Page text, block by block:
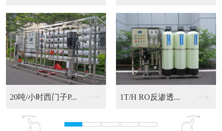
RO反渗透净化水设备 9T/H RO反渗透...